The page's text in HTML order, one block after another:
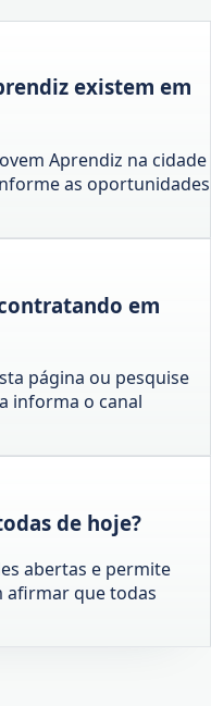
existem em
Aprendiz na cidade
as oportunidades
em
página ou pesquise
informa o canal
de hoje?
abertas e permite
afirmar que todas